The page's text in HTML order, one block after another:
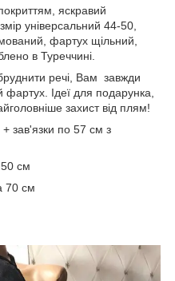
яскравий
універсальний 44-50,
фартух щільний,
в Туреччині.
речі, Вам завжди
Ідеї для подарунка,
захист від плям!
+ зав'язки по 57 см з
см
70 см